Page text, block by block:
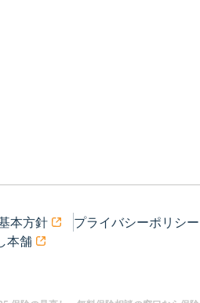
本方針
プライバシーポリシー
本舗